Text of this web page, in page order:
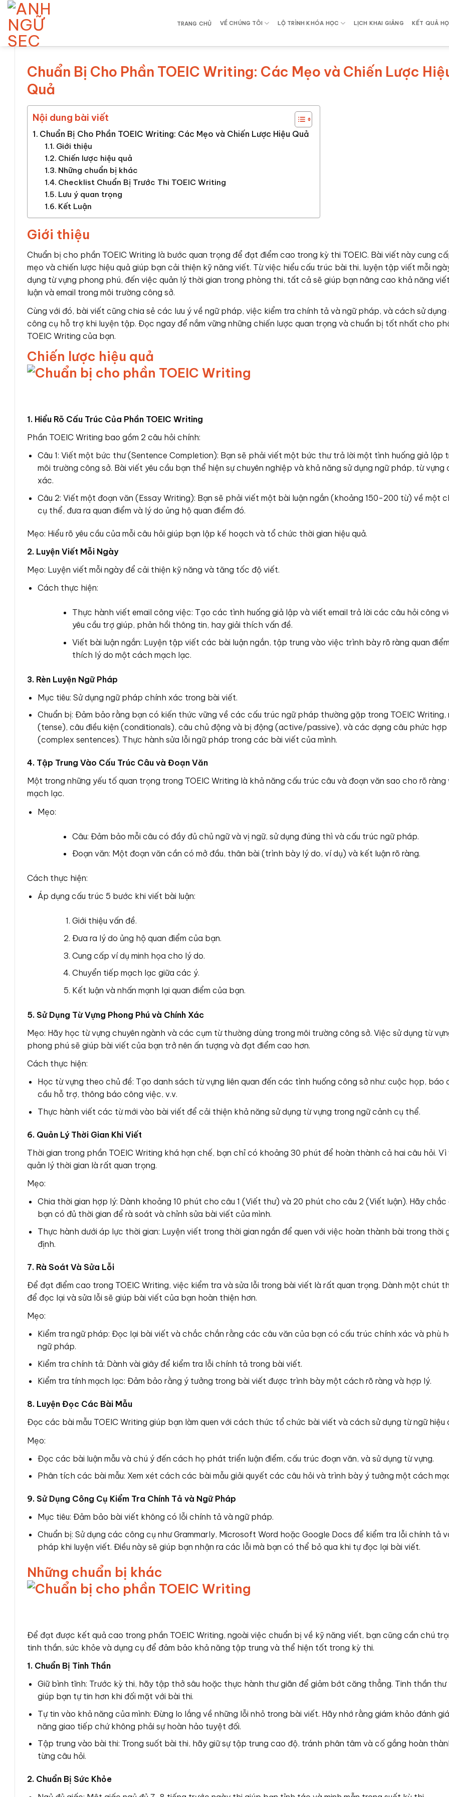
Bỏ
qua
nội
dung
TRANG CHỦ VỀ CHÚNG TÔI LỘ TRÌNH KHÓA HỌC LỊCH KHAI GIẢNG KẾT QUẢ
Chuẩn Bị Cho Phần TOEIC Writing: Các Mẹo và Chiến Lược
Quả
Nội dung bài viết
Chuẩn Bị Cho Phần TOEIC Writing: Các Mẹo và Chiến Lược Hiệu Quả
Giới thiệu
Chiến lược hiệu quả
Những chuẩn bị khác
Checklist Chuẩn Bị Trước Thi TOEIC Writing
Lưu ý quan trọng
Kết Luận
Giới thiệu
Chuẩn bị cho phần TOEIC Writing là bước quan trọng để đạt điểm cao trong kỳ thi TOEIC. Bài viết này cung
mẹo và chiến lược hiệu quả giúp bạn cải thiện kỹ năng viết. Từ việc hiểu cấu trúc bài thi, luyện tập viết mỗi
dụng từ vựng phong phú, đến việc quản lý thời gian trong phòng thi, tất cả sẽ giúp bạn nâng cao khả năng
luận và email trong môi trường công sở.
Cùng với đó, bài viết cũng chia sẻ các lưu ý về ngữ pháp, việc kiểm tra chính tả và ngữ pháp, và cách sử
công cụ hỗ trợ khi luyện tập. Đọc ngay để nắm vững những chiến lược quan trọng và chuẩn bị tốt nhất cho
TOEIC Writing của bạn.
Chiến lược hiệu quả
1. Hiểu Rõ Cấu Trúc Của Phần TOEIC Writing
Phần TOEIC Writing bao gồm 2 câu hỏi chính:
Câu 1: Viết một bức thư (Sentence Completion): Bạn sẽ phải viết một bức thư trả lời một tình huống giả lập
môi trường công sở. Bài viết yêu cầu bạn thể hiện sự chuyên nghiệp và khả năng sử dụng ngữ pháp, từ vựng
xác.
Câu 2: Viết một đoạn văn (Essay Writing): Bạn sẽ phải viết một bài luận ngắn (khoảng 150-200 từ) về một
cụ thể, đưa ra quan điểm và lý do ủng hộ quan điểm đó.
Mẹo: Hiểu rõ yêu cầu của mỗi câu hỏi giúp bạn lập kế hoạch và tổ chức thời gian hiệu quả.
2. Luyện Viết Mỗi Ngày
Mẹo: Luyện viết mỗi ngày để cải thiện kỹ năng và tăng tốc độ viết.
Cách thực hiện:
Thực hành viết email công việc: Tạo các tình huống giả lập và viết email trả lời các câu hỏi công
yêu cầu trợ giúp, phản hồi thông tin, hay giải thích vấn đề.
Viết bài luận ngắn: Luyện tập viết các bài luận ngắn, tập trung vào việc trình bày rõ ràng quan
thích lý do một cách mạch lạc.
3. Rèn Luyện Ngữ Pháp
Mục tiêu: Sử dụng ngữ pháp chính xác trong bài viết.
Chuẩn bị: Đảm bảo rằng bạn có kiến thức vững về các cấu trúc ngữ pháp thường gặp trong TOEIC Writing,
(tense), câu điều kiện (conditionals), câu chủ động và bị động (active/passive), và các dạng câu phức hợp
(complex sentences). Thực hành sửa lỗi ngữ pháp trong các bài viết của mình.
4. Tập Trung Vào Cấu Trúc Câu và Đoạn Văn
Một trong những yếu tố quan trọng trong TOEIC Writing là khả năng cấu trúc câu và đoạn văn sao cho rõ ràng
mạch lạc.
Mẹo:
Câu: Đảm bảo mỗi câu có đầy đủ chủ ngữ và vị ngữ, sử dụng đúng thì và cấu trúc ngữ pháp.
Đoạn văn: Một đoạn văn cần có mở đầu, thân bài (trình bày lý do, ví dụ) và kết luận rõ ràng.
Cách thực hiện:
Áp dụng cấu trúc 5 bước khi viết bài luận:
Giới thiệu vấn đề.
Đưa ra lý do ủng hộ quan điểm của bạn.
Cung cấp ví dụ minh họa cho lý do.
Chuyển tiếp mạch lạc giữa các ý.
Kết luận và nhấn mạnh lại quan điểm của bạn.
5. Sử Dụng Từ Vựng Phong Phú và Chính Xác
Mẹo: Hãy học từ vựng chuyên ngành và các cụm từ thường dùng trong môi trường công sở. Việc sử dụng từ
phong phú sẽ giúp bài viết của bạn trở nên ấn tượng và đạt điểm cao hơn.
Cách thực hiện:
Học từ vựng theo chủ đề: Tạo danh sách từ vựng liên quan đến các tình huống công sở như: cuộc họp, báo
cầu hỗ trợ, thông báo công việc, v.v.
Thực hành viết các từ mới vào bài viết để cải thiện khả năng sử dụng từ vựng trong ngữ cảnh cụ thể.
6. Quản Lý Thời Gian Khi Viết
Thời gian trong phần TOEIC Writing khá hạn chế, bạn chỉ có khoảng 30 phút để hoàn thành cả hai câu hỏi. Vì
quản lý thời gian là rất quan trọng.
Mẹo:
Chia thời gian hợp lý: Dành khoảng 10 phút cho câu 1 (Viết thư) và 20 phút cho câu 2 (Viết luận). Hãy chắc
bạn có đủ thời gian để rà soát và chỉnh sửa bài viết của mình.
Thực hành dưới áp lực thời gian: Luyện viết trong thời gian ngắn để quen với việc hoàn thành bài trong thời
định.
7. Rà Soát Và Sửa Lỗi
Để đạt điểm cao trong TOEIC Writing, việc kiểm tra và sửa lỗi trong bài viết là rất quan trọng. Dành một chút
để đọc lại và sửa lỗi sẽ giúp bài viết của bạn hoàn thiện hơn.
Mẹo:
Kiểm tra ngữ pháp: Đọc lại bài viết và chắc chắn rằng các câu văn của bạn có cấu trúc chính xác và phù
ngữ pháp.
Kiểm tra chính tả: Dành vài giây để kiểm tra lỗi chính tả trong bài viết.
Kiểm tra tính mạch lạc: Đảm bảo rằng ý tưởng trong bài viết được trình bày một cách rõ ràng và hợp lý.
8. Luyện Đọc Các Bài Mẫu
Đọc các bài mẫu TOEIC Writing giúp bạn làm quen với cách thức tổ chức bài viết và cách sử dụng từ ngữ hiệu
Mẹo:
Đọc các bài luận mẫu và chú ý đến cách họ phát triển luận điểm, cấu trúc đoạn văn, và sử dụng từ vựng.
Phân tích các bài mẫu: Xem xét cách các bài mẫu giải quyết các câu hỏi và trình bày ý tưởng một cách
9. Sử Dụng Công Cụ Kiểm Tra Chính Tả và Ngữ Pháp
Mục tiêu: Đảm bảo bài viết không có lỗi chính tả và ngữ pháp.
Chuẩn bị: Sử dụng các công cụ như Grammarly, Microsoft Word hoặc Google Docs để kiểm tra lỗi chính tả
pháp khi luyện viết. Điều này sẽ giúp bạn nhận ra các lỗi mà bạn có thể bỏ qua khi tự đọc lại bài viết.
Những chuẩn bị khác
Để đạt được kết quả cao trong phần TOEIC Writing, ngoài việc chuẩn bị về kỹ năng viết, bạn cũng cần chú
tinh thần, sức khỏe và dụng cụ để đảm bảo khả năng tập trung và thể hiện tốt trong kỳ thi.
1. Chuẩn Bị Tinh Thần
Giữ bình tĩnh: Trước kỳ thi, hãy tập thở sâu hoặc thực hành thư giãn để giảm bớt căng thẳng. Tinh thần thư
giúp bạn tự tin hơn khi đối mặt với bài thi.
Tự tin vào khả năng của mình: Đừng lo lắng về những lỗi nhỏ trong bài viết. Hãy nhớ rằng giám khảo đánh
năng giao tiếp chứ không phải sự hoàn hảo tuyệt đối.
Tập trung vào bài thi: Trong suốt bài thi, hãy giữ sự tập trung cao độ, tránh phân tâm và cố gắng hoàn
từng câu hỏi.
2. Chuẩn Bị Sức Khỏe